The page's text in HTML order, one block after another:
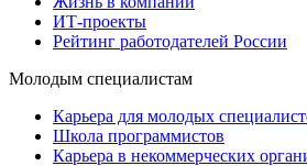
ИТ-проекты
Рейтинг работодателей России
Молодым специалистам
Карьера для молодых
Школа программистов
Карьера в некоммерческих